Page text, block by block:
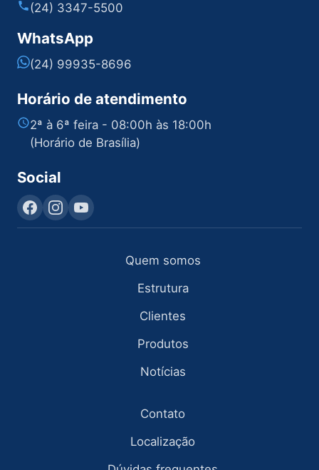
(24) 3347-5500
WhatsApp
(24) 99935-8696
Horário de atendimento
2ª à 6ª feira - 08:00h às 18:00h
(Horário de Brasília)
Social
Quem somos
Estrutura
Clientes
Produtos
Notícias
Contato
Localização